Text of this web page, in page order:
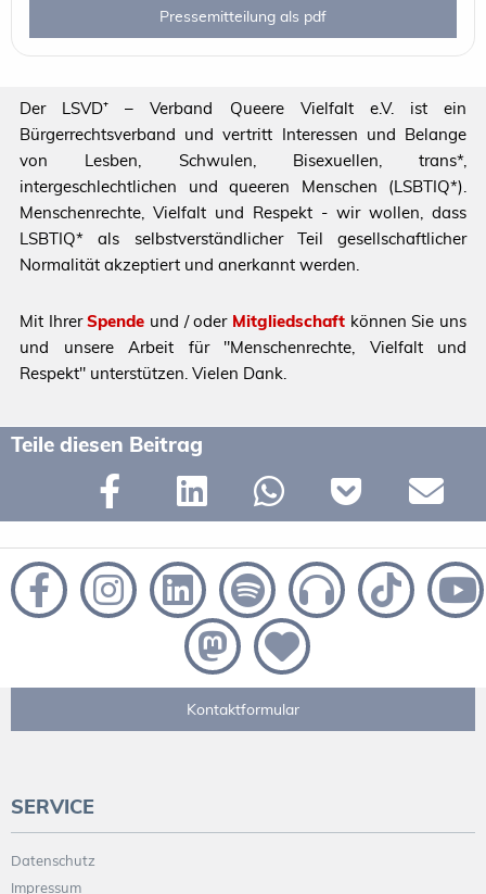
Pressemitteilung als pdf
Der LSVD⁺ – Verband Queere Vielfalt e.V. ist ein
Bürgerrechtsverband und vertritt Interessen und Belange
von Lesben, Schwulen, Bisexuellen, trans*,
intergeschlechtlichen und queeren Menschen (LSBTIQ*).
Menschenrechte, Vielfalt und Respekt - wir wollen, dass
LSBTIQ* als selbstverständlicher Teil gesellschaftlicher
Normalität akzeptiert und anerkannt werden.
Mit IhrerSpende und / oder Mitgliedschaft können Sie uns
und unsere Arbeit für "Menschenrechte, Vielfalt und
Respekt" unterstützen. Vielen Dank.
Teile diesen Beitrag
Kontaktformular
SERVICE
Datenschutz
Impressum